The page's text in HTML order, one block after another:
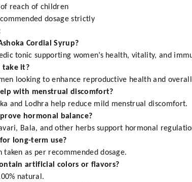
of reach of children
dosage strictly
Cordial Syrup?
tonic supporting women’s health, vitality, and
take it?
looking to enhance reproductive health and
with menstrual discomfort?
and Lodhra help reduce mild menstrual discomfort.
hormonal balance?
Bala, and other herbs support hormonal
long-term use?
taken as per recommended dosage.
artificial colors or flavors?
natural.